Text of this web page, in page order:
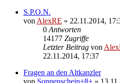
S.P.O.N.
von AlexRE » 22.11.2014,
0 Antworten
14177 Zugriffe
Letzter Beitrag von
22.11.2014, 17:37
Fragen an den Altkanzler
von Sonnenschein+8+ »